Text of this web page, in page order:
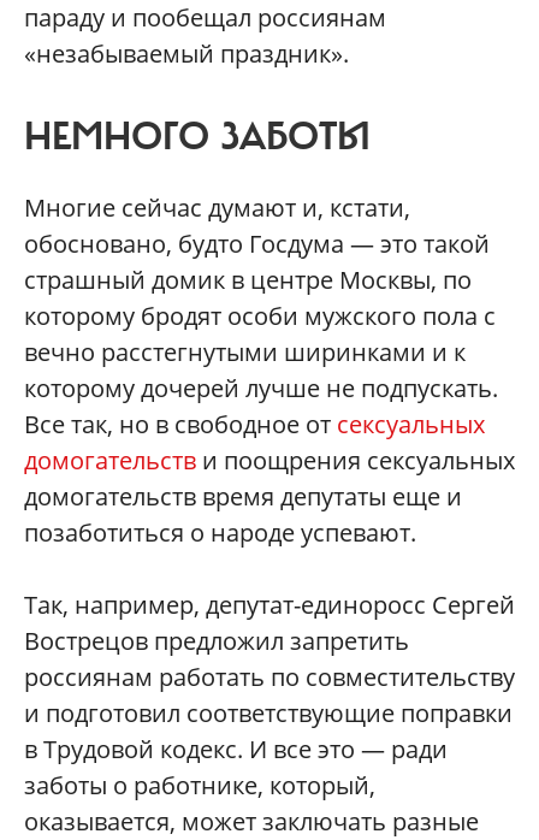
параду и пообещал россиянам
«незабываемый праздник».
НЕМНОГО ЗАБОТЫ
Многие сейчас думают и, кстати,
обосновано, будто Госдума — это такой
страшный домик в центре Москвы, по
которому бродят особи мужского пола с
вечно расстегнутыми ширинками и к
которому дочерей лучше не подпускать.
Все так, но в свободное от сексуальных
домогательств и поощрения сексуальных
домогательств время депутаты еще и
позаботиться о народе успевают.
Так, например, депутат-единоросс Сергей
Вострецов предложил запретить
россиянам работать по совместительству
и подготовил соответствующие поправки
в Трудовой кодекс. И все это — ради
заботы о работнике, который,
оказывается, может заключать разные